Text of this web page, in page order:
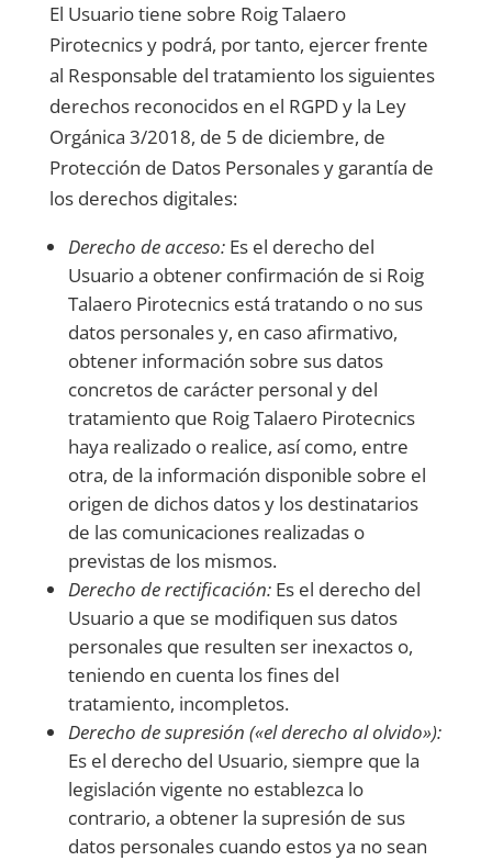
El Usuario tiene sobre Roig Talaero
Pirotecnicsy podrá, por tanto, ejercer frente
al Responsable del tratamiento los siguientes
derechos reconocidos en el RGPD y la Ley
Orgánica 3/2018, de 5 de diciembre, de
Protección de Datos Personales y garantía de
los derechos digitales:
Derecho de acceso:Es el derecho del
Usuario a obtener confirmación de si Roig
Talaero Pirotecnicsestá tratando o no sus
datos personales y, en caso afirmativo,
obtener información sobre sus datos
concretos de carácter personal y del
tratamiento que Roig Talaero Pirotecnics
haya realizado o realice, así como, entre
otra, de la información disponible sobre el
origen de dichos datos y los destinatarios
de las comunicaciones realizadas o
previstas de los mismos.
Derecho de rectificación:Es el derecho del
Usuario a que se modifiquen sus datos
personales que resulten ser inexactos o,
teniendo en cuenta los fines del
tratamiento, incompletos.
Derecho de supresión («el derecho al olvido»):
Es el derecho del Usuario, siempre que la
legislación vigente no establezca lo
contrario, a obtener la supresión de sus
datos personales cuando estos ya no sean